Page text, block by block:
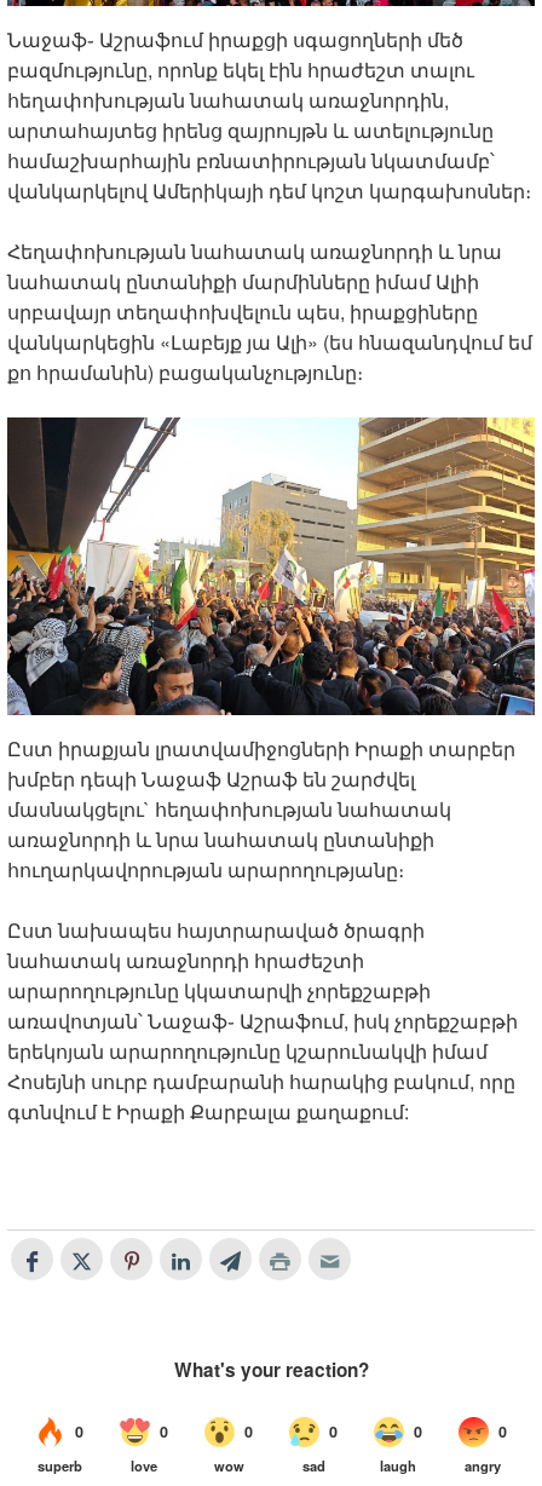
Նաջաֆ֊ Աշրաֆում իրաքցի սգացողների մեծ
բազմությունը, որոնք եկել էին հրաժեշտ տալու
հեղափոխության նահատակ առաջնորդին,
արտահայտեց իրենց զայրույթն և ատելությունը
համաշխարհային բռնատիրության նկատմամբ՝
վանկարկելով Ամերիկայի դեմ կոշտ կարգախոսներ։
Հեղափոխության նահատակ առաջնորդի և նրա
նահատակ ընտանիքի մարմինները իմամ Ալիի
սրբավայր տեղափոխվելուն պես, իրաքցիները
վանկարկեցին «Լաբեյք յա Ալի» (ես հնազանդվում եմ
քո հրամանին) բացականչությունը։
Ըստ իրաքյան լրատվամիջոցների Իրաքի տարբեր
խմբեր դեպի Նաջաֆ Աշրաֆ են շարժվել
մասնակցելու` հեղափոխության նահատակ
առաջնորդի և նրա նահատակ ընտանիքի
հուղարկավորության արարողությանը։
Ըստ նախապես հայտրարաված ծրագրի
նահատակ առաջնորդի հրաժեշտի
արարողությունը կկատարվի չորեքշաբթի
առավոտյան՝ Նաջաֆ֊ Աշրաֆում, իսկ չորեքշաբթի
երեկոյան արարողությունը կշարունակվի իմամ
Հոսեյնի սուրբ դամբարանի հարակից բակում, որը
գտնվում է Իրաքի Քարբալա քաղաքում: